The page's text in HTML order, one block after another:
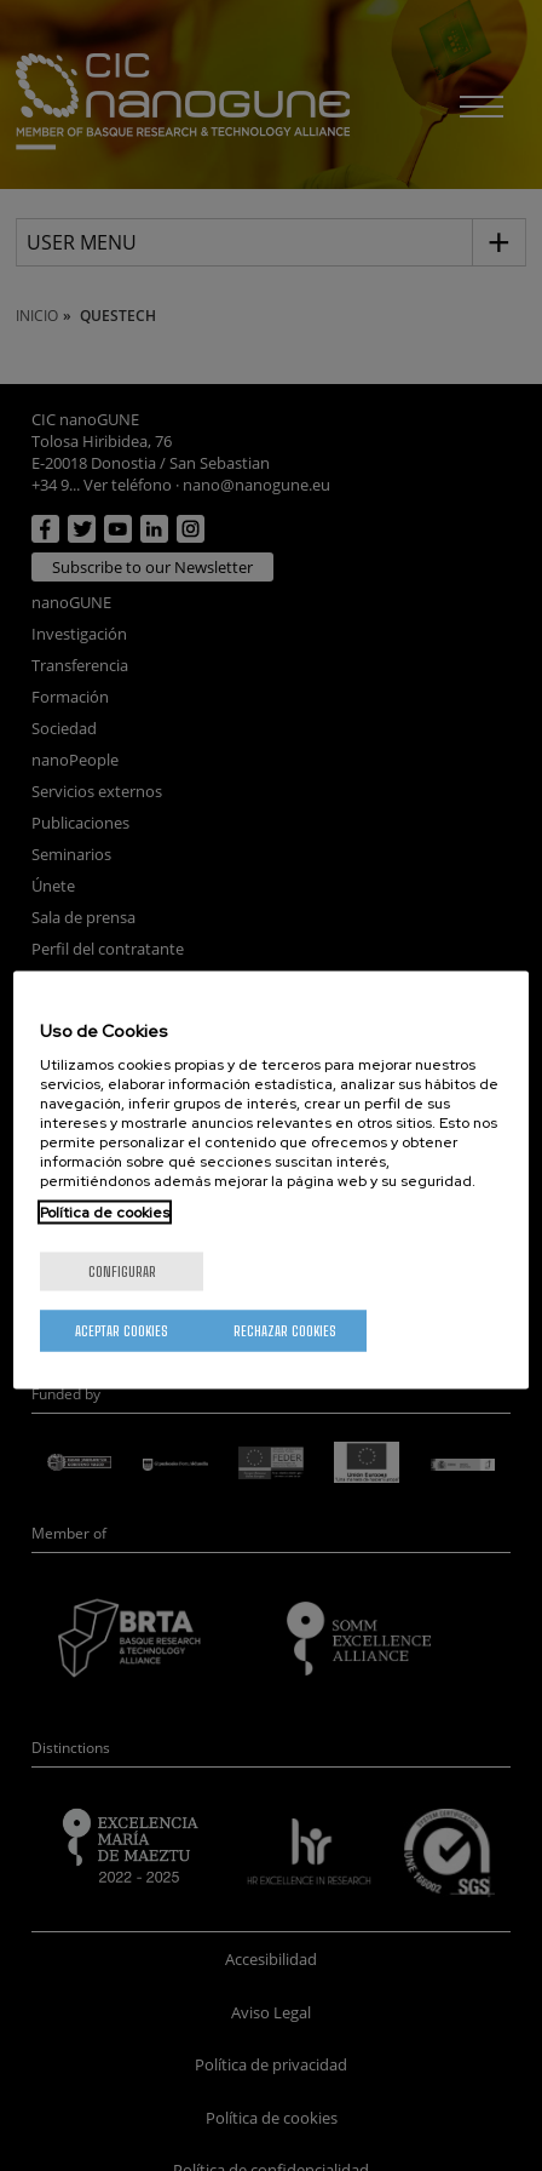
USER MENU
INICIO QUESTECH
CIC nanoGUNE
Tolosa Hiribidea, 76
E-20018 Donostia / San Sebastian
+34 9... Ver teléfono · nano@nanogune.eu
Subscribe to our Newsletter
nanoGUNE
Investigación
Transferencia
Formación
Sociedad
nanoPeople
Servicios externos
Publicaciones
Seminarios
Únete
Sala de prensa
Perfil del contratante
Nanoóptica
Autoensamblado
Nanobiosistemas
Nanodispositivos
Microscopía Electrónica
Teoría
Microscopía de Detección Cuántica
Nanoingeniería
Hardware Cuántico
Funded by
Member of
Distinctions
Accesibilidad
Aviso Legal
Política de privacidad
Política de cookies
Uso de Cookies
Utilizamos cookies propias y de terceros para mejorar nuestros
servicios, elaborar información estadística, analizar sus hábitos de
navegación, inferir grupos de interés, crear un perfil de sus
intereses y mostrarle anuncios relevantes en otros sitios. Esto nos
permite personalizar el contenido que ofrecemos y obtener
información sobre qué secciones suscitan interés,
permitiéndonos además mejorar la página web y su seguridad.
Política de cookies
CONFIGURAR
RECHAZAR COOKIES
ACEPTAR COOKIES